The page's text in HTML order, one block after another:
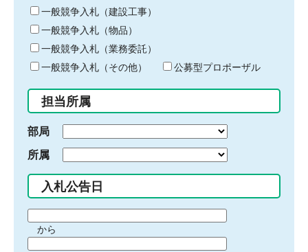
キ
ー
ワ
ー
ド
入
力
一般競争入札（建設工事）
一般競争入札（物品）
一般競争入札（業務委託）
一般競争入札（その他）
公募型プロポーザル
担当所属
部局
所属
入札公告日
間から